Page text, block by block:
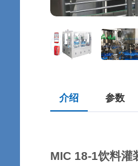
介绍 参数
MIC 18-1饮料灌